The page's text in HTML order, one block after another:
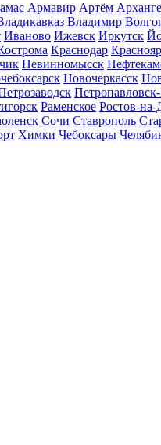
Армавир Артём
Владимир
Иваново Ижевск Иркутск
Краснодар
Невинномысск
Новочеркасск
Раменское Ростов-
Сочи Ставрополь
Химки Чебоксары